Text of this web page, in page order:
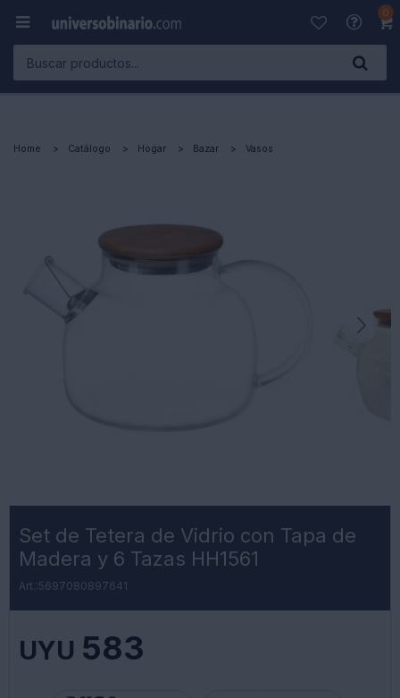
0

Home Catálogo Hogar Bazar Vasos
Set de Tetera de Vidrio con Tapa de
Madera y 6 Tazas HH1561
5697080897641
UYU 583